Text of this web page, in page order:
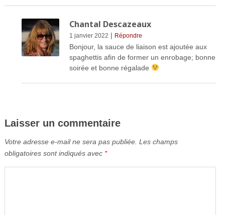
Chantal Descazeaux
1 janvier 2022 | Répondre
Bonjour, la sauce de liaison est ajoutée aux
spaghettis afin de former un enrobage; bonne
soirée et bonne régalade
Laisser un commentaire
Votre adresse e-mail ne sera pas publiée. Les champs
obligatoires sont indiqués avec *